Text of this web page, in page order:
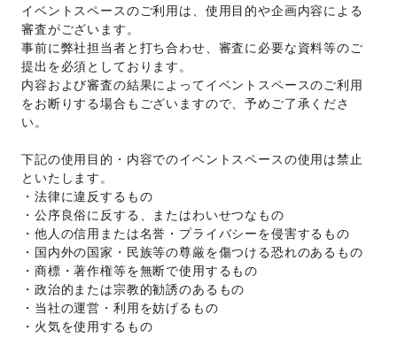
イベントスペースのご利用は、使用目的や企画内容による
審査がございます。
事前に弊社担当者と打ち合わせ、審査に必要な資料等のご
提出を必須としております。
内容および審査の結果によってイベントスペースのご利用
をお断りする場合もございますので、予めご了承くださ
い。
下記の使用目的・内容でのイベントスペースの使用は禁止
といたします。
・法律に違反するもの
・公序良俗に反する、またはわいせつなもの
・他人の信用または名誉・プライバシーを侵害するもの
・国内外の国家・民族等の尊厳を傷つける恐れのあるもの
・商標・著作権等を無断で使用するもの
・政治的または宗教的勧誘のあるもの
・当社の運営・利用を妨げるもの
・火気を使用するもの